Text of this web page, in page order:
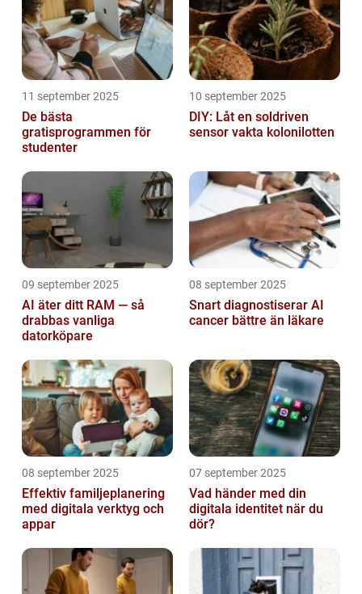
11 september 2025
De bästa
gratisprogrammen för
studenter
10 september 2025
DIY: Låt en soldriven
sensor vakta kolonilotten
09 september 2025
AI äter ditt RAM — så
drabbas vanliga
datorköpare
08 september 2025
Snart diagnostiserar AI
cancer bättre än läkare
08 september 2025
Effektiv familjeplanering
med digitala verktyg och
appar
07 september 2025
Vad händer med din
digitala identitet när du
dör?